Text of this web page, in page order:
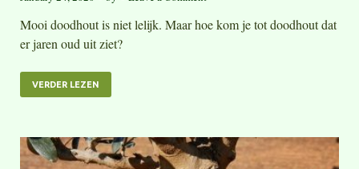
Mooi doodhout is niet lelijk. Maar hoe kom je tot doodhout dat
er jaren oud uit ziet?
VERDER LEZEN